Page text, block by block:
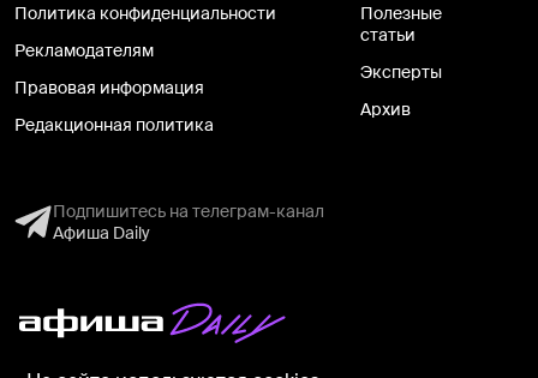
Политика конфиденциальности
Рекламодателям
Правовая информация
Редакционная политика
Полезные
статьи
Эксперты
Архив
Подпишитесь на телеграм-канал
Афиша Daily
На информационном ресурсе применяются рекомендательные